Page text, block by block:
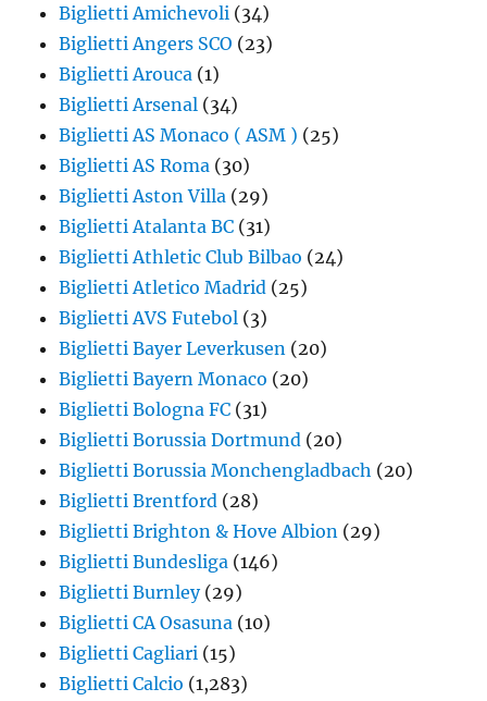
Biglietti Amichevoli (34)
Biglietti Angers SCO (23)
Biglietti Arouca (1)
Biglietti Arsenal (34)
Biglietti AS Monaco ( ASM ) (25)
Biglietti AS Roma (30)
Biglietti Aston Villa (29)
Biglietti Atalanta BC (31)
Biglietti Athletic Club Bilbao (24)
Biglietti Atletico Madrid (25)
Biglietti AVS Futebol (3)
Biglietti Bayer Leverkusen (20)
Biglietti Bayern Monaco (20)
Biglietti Bologna FC (31)
Biglietti Borussia Dortmund (20)
Biglietti Borussia Monchengladbach (20)
Biglietti Brentford (28)
Biglietti Brighton & Hove Albion (29)
Biglietti Bundesliga (146)
Biglietti Burnley(29)
Biglietti CA Osasuna (10)
Biglietti Cagliari (15)
Biglietti Calcio (1,283)